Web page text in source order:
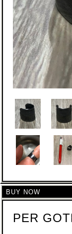
BUY NOW
PER